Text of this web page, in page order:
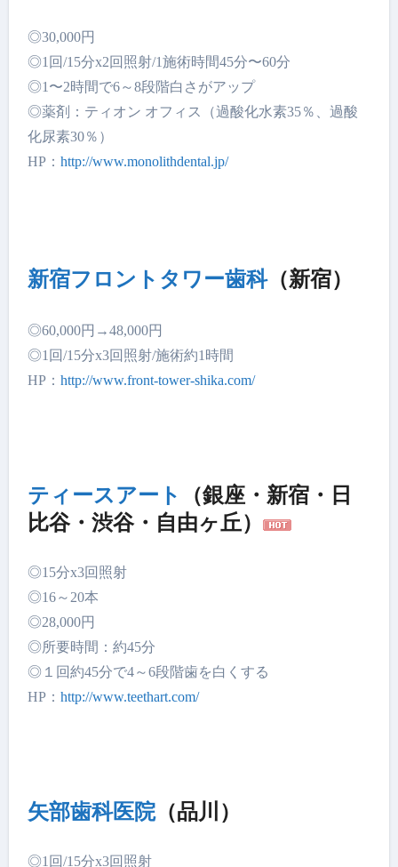
◎30,000円
◎1回/15分x2回照射/1施術時間45分〜60分
◎1〜2時間で6～8段階白さがアップ
◎薬剤：ティオン オフィス（過酸化水素35％、過酸
化尿素30％）
HP：http://www.monolithdental.jp/
新宿フロントタワー歯科（新宿）
◎60,000円→48,000円
◎1回/15分x3回照射/施術約1時間
HP：http://www.front-tower-shika.com/
ティースアート
（銀座・新宿・日
比谷・渋谷・自由ヶ丘）
◎15分x3回照射
◎16～20本
◎28,000円
◎所要時間：約45分
◎１回約45分で4～6段階歯を白くする
HP：http://www.teethart.com/
矢部歯科医院（品川）
◎1回/15分x3回照射